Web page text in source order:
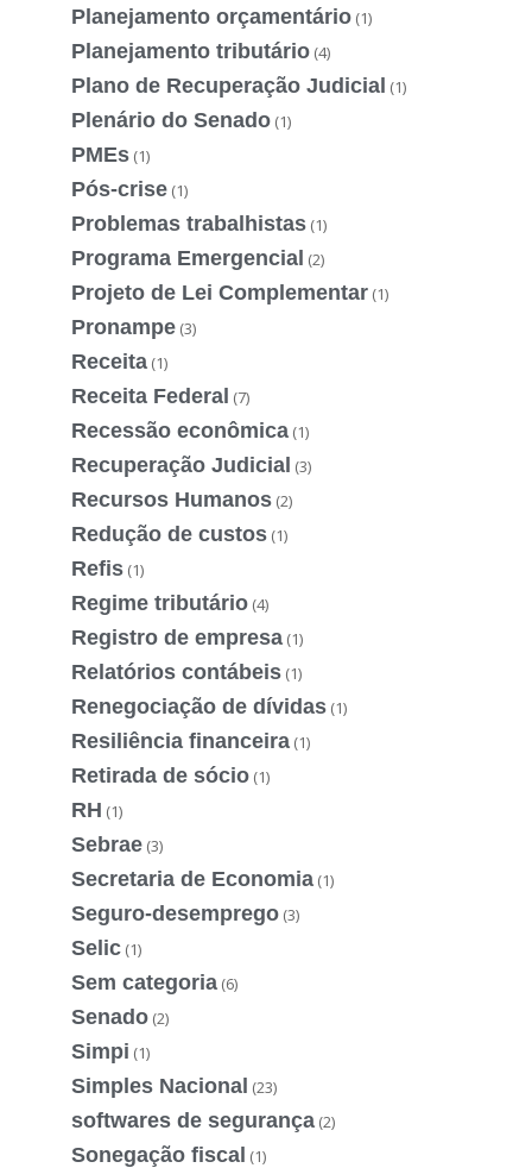
Planejamento orçamentário (1)
Planejamento tributário (4)
Plano de Recuperação Judicial (1)
Plenário do Senado (1)
PMEs (1)
Pós-crise (1)
Problemas trabalhistas (1)
Programa Emergencial (2)
Projeto de Lei Complementar (1)
Pronampe (3)
Receita (1)
Receita Federal (7)
Recessão econômica (1)
Recuperação Judicial (3)
Recursos Humanos (2)
Redução de custos (1)
Refis (1)
Regime tributário (4)
Registro de empresa (1)
Relatórios contábeis (1)
Renegociação de dívidas (1)
Resiliência financeira (1)
Retirada de sócio (1)
RH (1)
Sebrae (3)
Secretaria de Economia (1)
Seguro-desemprego (3)
Selic (1)
Sem categoria (6)
Senado (2)
Simpi (1)
Simples Nacional (23)
softwares de segurança (2)
Sonegação fiscal (1)